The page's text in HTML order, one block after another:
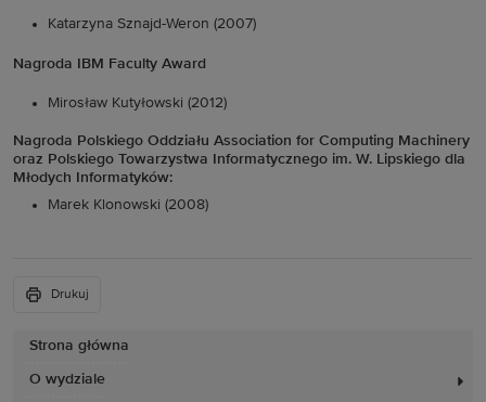
Strona główna
O wydziale
Katarzyna Sznajd-Weron (2007)
Nagroda IBM Faculty Award
Mirosław Kutyłowski (2012)
Nagroda Polskiego Oddziału Association for Computing Machinery
oraz Polskiego Towarzystwa Informatycznego im. W. Lipskiego dla
Młodych Informatyków:
Marek Klonowski (2008)
Drukuj